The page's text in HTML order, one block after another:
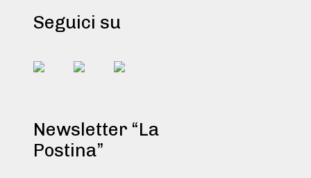
Seguici su
Newsletter “La
Postina”